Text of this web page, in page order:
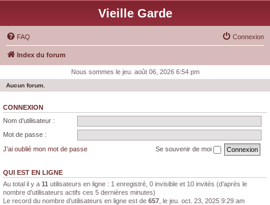
Vieille Garde
FAQ Connexion
Index du forum
Nous sommes le jeu. août 06, 2026 6:54 pm
Aucun forum.
CONNEXION
Nom d’utilisateur :
Mot de passe :
J’ai oublié mon mot de passe
Se souvenir de moi
QUI EST EN LIGNE
Au total il y a 11 utilisateurs en ligne : 1 enregistré, 0 invisible et 10 invités (d’après le
nombre d’utilisateurs actifs ces 5 dernières minutes)
Le record du nombre d’utilisateurs en ligne est de 657 , le jeu. oct. 23, 2025 9:29 am